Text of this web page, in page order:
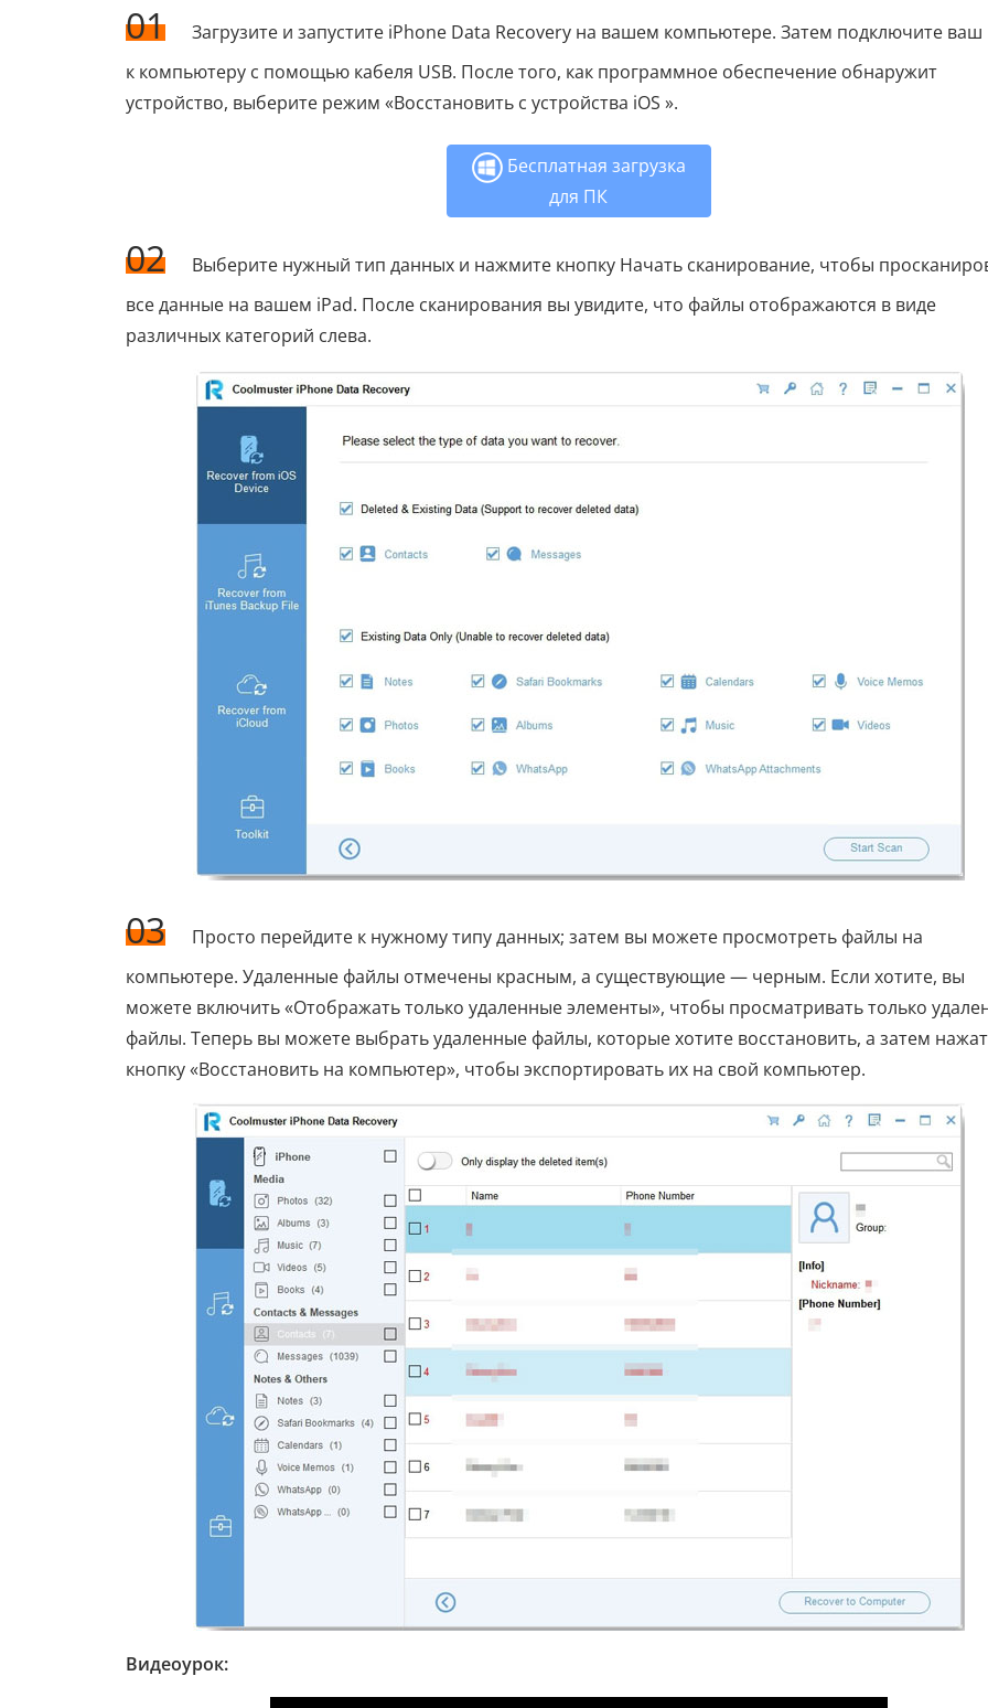
01
Загрузите и запустите iPhone Data Recovery на вашем компьютере. Затем подключите ваш
к компьютеру с помощью кабеля USB. После того, как программное обеспечение обнаружит
устройство, выберите режим «Восстановить с устройства iOS ».
Бесплатная загрузка
для ПК
02
Выберите нужный тип данных и нажмите кнопку Начать сканирование, чтобы
все данные на вашем iPad. После сканирования вы увидите, что файлы отображаются в виде
различных категорий слева.
03
Просто перейдите к нужному типу данных; затем вы можете просмотреть файлы на
компьютере. Удаленные файлы отмечены красным, а существующие — черным. Если хотите, вы
можете включить «Отображать только удаленные элементы», чтобы просматривать только
файлы. Теперь вы можете выбрать удаленные файлы, которые хотите восстановить, а затем
кнопку «Восстановить на компьютер», чтобы экспортировать их на свой компьютер.
Видеоурок: